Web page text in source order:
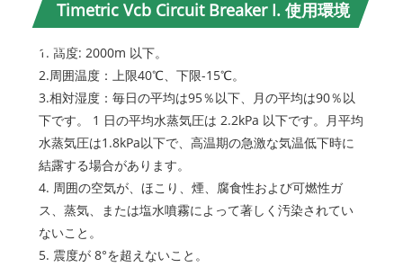
Timetric Vcb Circuit Breaker I. 使用環境
条件:
1. 高度: 2000m 以下。
2.周囲温度：上限40℃、下限-15℃。
3.相対湿度：毎日の平均は95％以下、月の平均は90％以
下です。 1 日の平均水蒸気圧は 2.2kPa 以下です。月平均
水蒸気圧は1.8kPa以下で、高温期の急激な気温低下時に
結露する場合があります。
4. 周囲の空気が、ほこり、煙、腐食性および可燃性ガ
ス、蒸気、または塩水噴霧によって著しく汚染されてい
ないこと。
5. 震度が 8°を超えないこと。